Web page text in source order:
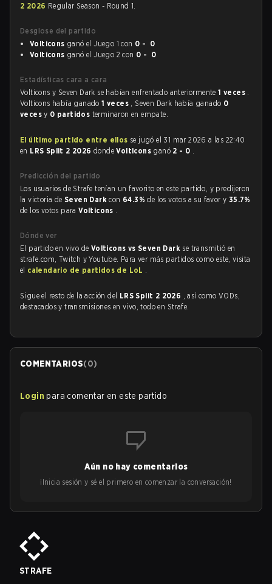
2 2026 Regular Season - Round 1.
Desglose del partido
Volticons ganó el Juego 1 con 0 - 0
Volticons ganó el Juego 2 con 0 - 0
Estadísticas cara a cara
Volticons y Seven Dark se habían enfrentado anteriormente1 veces .
Volticons había ganado1 veces , Seven Dark había ganado 0
vecesy 0 partidos terminaron en empate.
El último partido entre ellos se jugó el 31 mar 2026 a las 22:40
en LRS Split 2 2026dondeVolticons ganó 2 - 0 .
Predicción del partido
Los usuarios de Strafe tenían un favorito en este partido, y predijeron
la victoria deSeven Darkcon 64.3%de los votos a su favor y 35.7%
de los votos paraVolticons .
Dónde ver
El partido en vivo de Volticons vs Seven Dark se transmitió en
strafe.com, Twitch y Youtube. Para ver más partidos como este, visita
el calendario de partidos de LoL .
Sigue el resto de la acción del LRS Split 2 2026 , así como VODs,
destacados y transmisiones en vivo, todo en Strafe.
COMENTARIOS(0)
Login para comentar en este partido
Aún no hay comentarios
¡Inicia sesión y sé el primero en comenzar la conversación!
STRAFE